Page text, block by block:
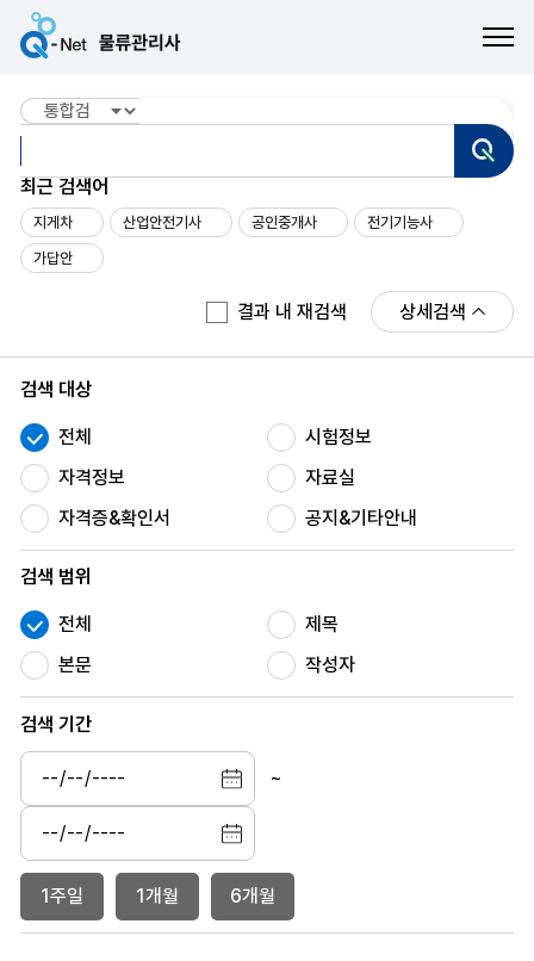
검
최근 검색어
지게차 산업안전기사 공인중개사
전기기능사
가답안
결과 내 재검색 상세검색
검색 대상
전체
시험정보
자격정보
자료실
자격증&확인서
공지&기타안내
검색 범위
전체
제목
본문
작성자
검색 기간
~
1주일 1개월 6개월